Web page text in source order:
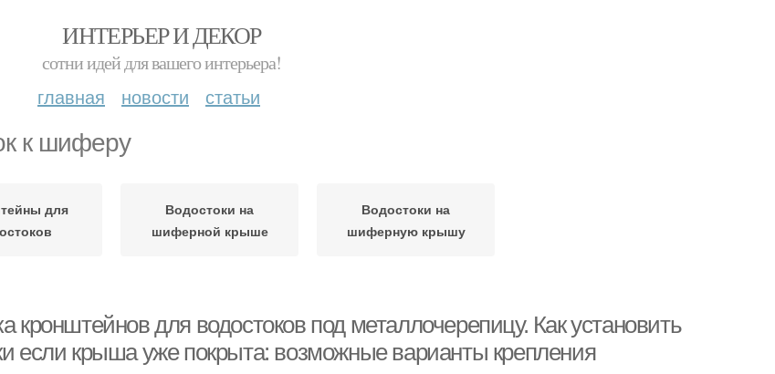
ИНТЕРЬЕР И ДЕКОР
сотни идей для вашего интерьера!
главная новости статьи
к шиферу
для
Водостоки на
шиферной крыше
Водостоки на
шиферную крышу
кронштейнов для водостоков под металлочерепицу. Как установить
если крыша уже покрыта: возможные варианты крепления